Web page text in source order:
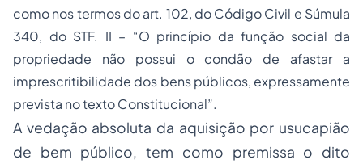
como nos termos do art. 102, do Código Civil e Súmula
340, do STF. II – “O princípio da função social da
propriedade não possui o condão de afastar a
imprescritibilidade dos bens públicos, expressamente
prevista no texto Constitucional”.
A vedação absoluta da aquisição por usucapião
de bem público, tem como premissa o dito